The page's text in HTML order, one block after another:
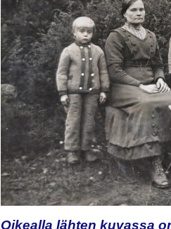
Oikealla lähten kuvassa